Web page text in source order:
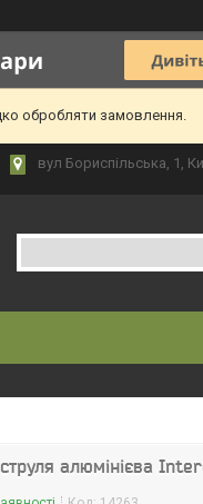
обробляти замовлення.
вул Бориспільська, 1,
алюмінієва